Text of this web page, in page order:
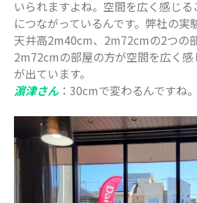
2020年1月
2019年12
2019年11
2019年9月
2019年8月
2019年7月
2019年6月
2019年5月
2019年4月
いられますよね。空間を広く感じ
につながっているんです。弊社の実
天井高2m40cm、2m72cmの2つの
2m72cmの部屋の方が空間を広く
が出ています。
濵津さん：30cmで変わるんですね。